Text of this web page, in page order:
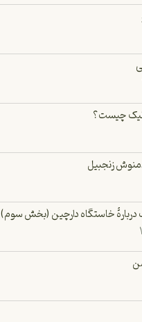
چیست؟
زنجبیل‌
خاستگاه دارچين (بخش سوم)